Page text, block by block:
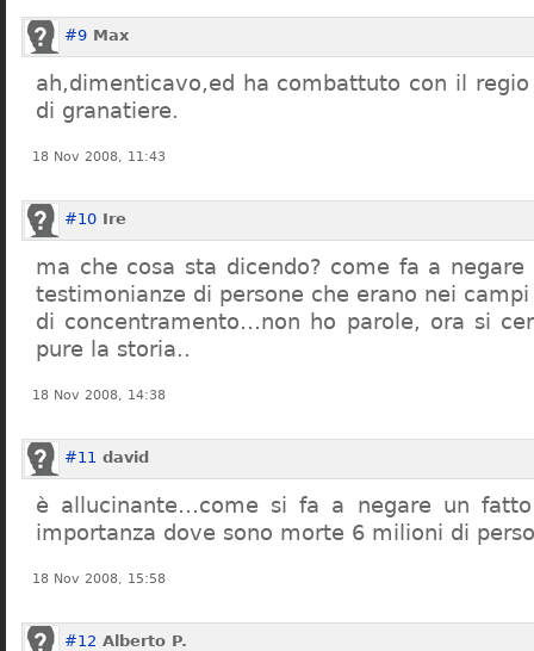
#9 Max
ah,dimenticavo,ed ha combattuto con il
di granatiere.
18 Nov 2008, 11:43
#10 Ire
ma che cosa sta dicendo? come fa a
testimonianze di persone che erano nei campi
di concentramento…non ho parole, ora si
pure la storia..
18 Nov 2008, 14:38
#11 david
è allucinante…come si fa a negare un
importanza dove sono morte 6 milioni di
18 Nov 2008, 15:58
#12 Alberto P.